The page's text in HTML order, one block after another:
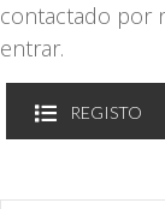
contactado por
entrar.
REGISTO